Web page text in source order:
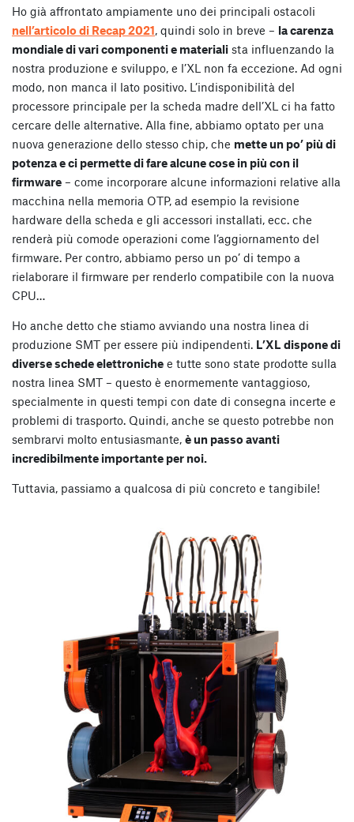
Ho già affrontato ampiamente uno dei principali ostacoli
nell’articolo di Recap 2021 , quindi solo in breve – la carenza
mondiale di vari componenti e materiali sta influenzando la
nostra produzione e sviluppo, e l’XL non fa eccezione. Ad ogni
modo, non manca il lato positivo. L’indisponibilità del
processore principale per la scheda madre dell’XL ci ha fatto
cercare delle alternative. Alla fine, abbiamo optato per una
nuova generazione dello stesso chip, che mette un po’ più di
potenza e ci permette di fare alcune cose in più con il
firmware – come incorporare alcune informazioni relative alla
macchina nella memoria OTP, ad esempio la revisione
hardware della scheda e gli accessori installati, ecc. che
renderà più comode operazioni come l’aggiornamento del
firmware. Per contro, abbiamo perso un po’ di tempo a
rielaborare il firmware per renderlo compatibile con la nuova
CPU…
Ho anche detto che stiamo avviando una nostra linea di
produzione SMT per essere più indipendenti. L’XL dispone di
diverse schede elettroniche e tutte sono state prodotte sulla
nostra linea SMT – questo è enormemente vantaggioso,
specialmente in questi tempi con date di consegna incerte e
problemi di trasporto. Quindi, anche se questo potrebbe non
sembrarvi molto entusiasmante, è un passo avanti
incredibilmente importante per noi.
Tuttavia, passiamo a qualcosa di più concreto e tangibile!